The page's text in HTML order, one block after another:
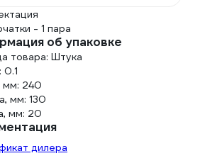
- 1 пара
об упаковке
товара: Штука
0.1
мм: 240
мм: 130
мм: 20
дилера